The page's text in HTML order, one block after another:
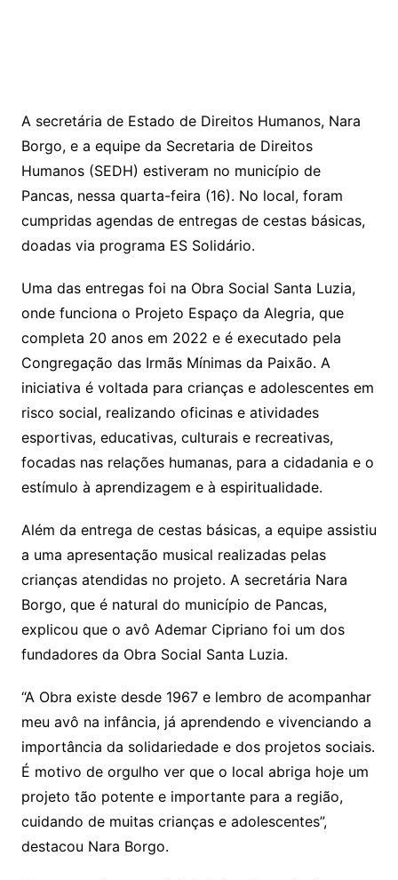
A secretária de Estado de Direitos Humanos, Nara
Borgo, e a equipe da Secretaria de Direitos
Humanos (SEDH) estiveram no município de
Pancas, nessa quarta-feira (16). No local, foram
cumpridas agendas de entregas de cestas básicas,
doadas via programa ES Solidário.
Uma das entregas foi na Obra Social Santa Luzia,
onde funciona o Projeto Espaço da Alegria, que
completa 20 anos em 2022 e é executado pela
Congregação das Irmãs Mínimas da Paixão. A
iniciativa é voltada para crianças e adolescentes em
risco social, realizando oficinas e atividades
esportivas, educativas, culturais e recreativas,
focadas nas relações humanas, para a cidadania e o
estímulo à aprendizagem e à espiritualidade.
Além da entrega de cestas básicas, a equipe assistiu
a uma apresentação musical realizadas pelas
crianças atendidas no projeto. A secretária Nara
Borgo, que é natural do município de Pancas,
explicou que o avô Ademar Cipriano foi um dos
fundadores da Obra Social Santa Luzia.
“A Obra existe desde 1967 e lembro de acompanhar
meu avô na infância, já aprendendo e vivenciando a
importância da solidariedade e dos projetos sociais.
É motivo de orgulho ver que o local abriga hoje um
projeto tão potente e importante para a região,
cuidando de muitas crianças e adolescentes”,
destacou Nara Borgo.